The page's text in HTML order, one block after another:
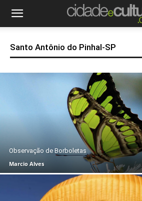
Santo Antônio do Pinhal-SP
Observação de Borboletas
Marcio Alves